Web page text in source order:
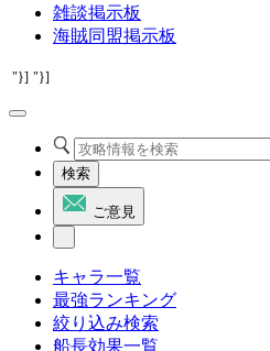
雑談掲示板
海賊同盟掲示板
"}] "}]
検索
ご意見
キャラ一覧
最強ランキング
絞り込み検索
船長効果一覧